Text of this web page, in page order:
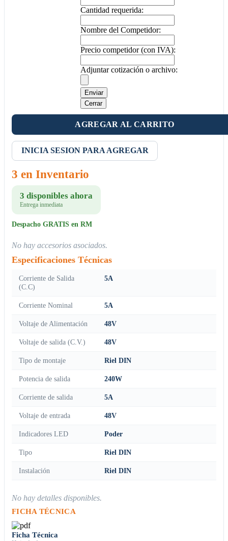
Cantidad requerida:
Nombre del Competidor:
Precio competidor (con IVA):
Adjuntar cotización o archivo:
Enviar
Cerrar
AGREGAR AL CARRITO
INICIA SESION PARA AGREGAR
3 en Inventario
3 disponibles ahora
Entrega inmediata
Despacho GRATIS en RM
No hay accesorios asociados.
Especificaciones Técnicas
Corriente de Salida
(C.C)
5A
Corriente Nominal 5A
Voltaje de Alimentación 48V
Voltaje de salida (C.V.) 48V
Tipo de montaje Riel DIN
Potencia de salida 240W
Corriente de salida 5A
Voltaje de entrada 48V
Indicadores LED Poder
Tipo Riel DIN
Instalación Riel DIN
No hay detalles disponibles.
FICHA TÉCNICA
Ficha Técnica